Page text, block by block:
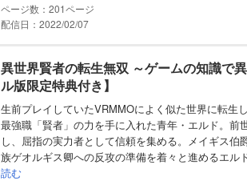
201
配信日：2022/02/07
異世界賢者の転生無双 ～ゲームの知識で
ル版限定特典付き】
生前プレイしていたVRMMOによく似た世界に転生
最強職「賢者」の力を手に入れた青年・エルド。前
し、屈指の実力者として信頼を集める。メイギス伯
族ゲオルギス卿への反攻の準備を着々と進めるエル
読む